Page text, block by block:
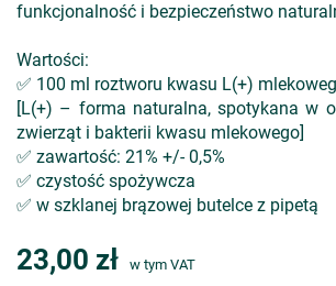
funkcjonalność i bezpieczeństwo
Wartości:
✅ 100 ml roztworu kwasu L(+)
[L(+) – forma naturalna, spotykana w
zwierząt i bakterii kwasu mlekowego]
✅ zawartość: 21% +/- 0,5%
✅ czystość spożywcza
✅ w szklanej brązowej butelce z pipetą
23,00 zł w tym VAT